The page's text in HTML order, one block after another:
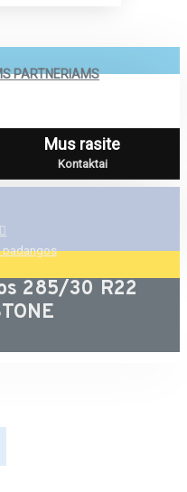
PARTNERIAMS
Mus rasite
Kontaktai
padangos
285/30 R22